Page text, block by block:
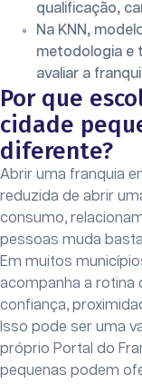
qualificação,
Na KNN,
metodologia e
avaliar a
Por que
cidade
diferente?
Abrir uma franquia
reduzida de abrir
consumo,
pessoas muda
Em muitos
acompanha a rotina
confiança,
Isso pode ser uma
próprio Portal do
pequenas podem